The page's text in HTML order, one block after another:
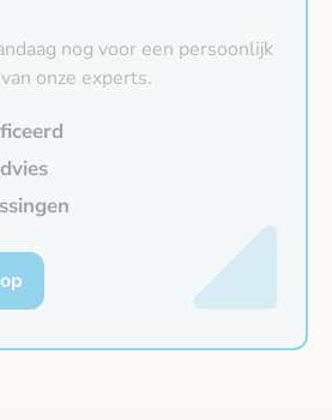
nog voor een persoonlijk
onze experts.